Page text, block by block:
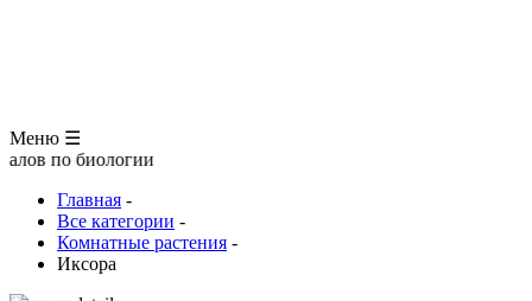
Меню ☰
Главная -
Все категории -
Комнатные растения -
Иксора